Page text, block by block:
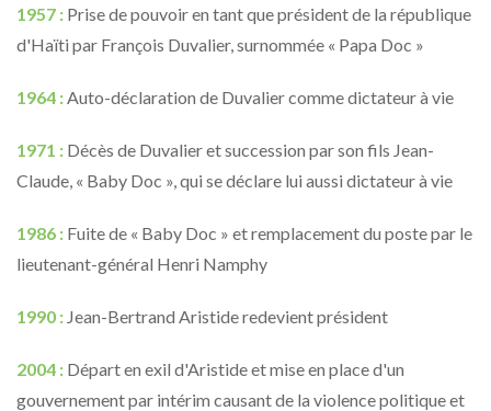
1957 : Prise de pouvoir en tant que président de la république
d'Haïti par François Duvalier, surnommée « Papa Doc »
1964 :Auto-déclaration de Duvalier comme dictateur à vie
1971 : Décès de Duvalier et succession par son fils Jean-
Claude, « Baby Doc », qui se déclare lui aussi dictateur à vie
1986 : Fuite de « Baby Doc » et remplacement du poste par le
lieutenant-général Henri Namphy
1990 : Jean-Bertrand Aristide redevient président
2004 : Départ en exil d'Aristide et mise en place d'un
gouvernement par intérim causant de la violence politique et